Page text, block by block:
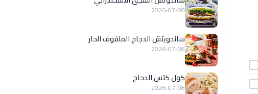
2026-07-08
ساندويتش الدجاج الملفوف الحار
2026-07-08
كول كتس الدجاج
2026-07-08